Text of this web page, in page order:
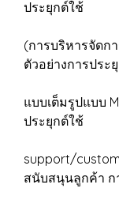
ประยุกต์ใช้
P5 –
(การบริหารจัดก
ตัวอย่างการประ
P6 –
แบบเต็มรูปแบบ
ประยุกต์ใช้
P7 –
support/
สนับสนุนลูกค้า ก
การบริ